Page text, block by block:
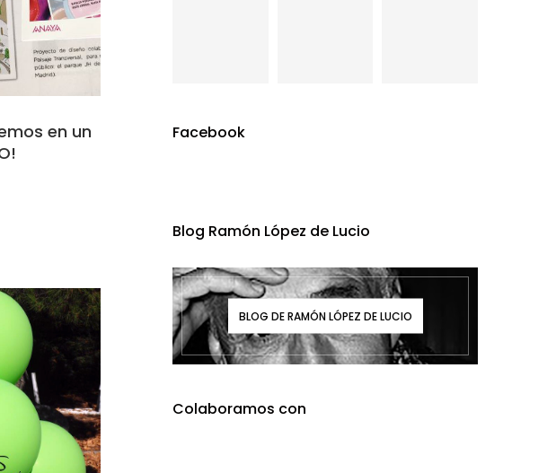
en un
Facebook
Blog Ramón López de Lucio
BLOG DE RAMÓN LÓPEZ DE LUCIO
Colaboramos con